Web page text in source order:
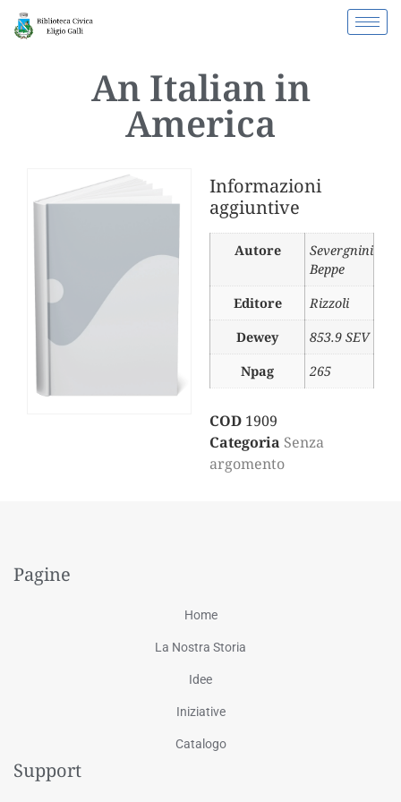
An Italian in
America
Informazioni
aggiuntive
Autore
Severgnini
Beppe
Editore
Rizzoli
Dewey
853.9 SEV
Npag
265
COD 1909
Categoria Senza
argomento
Pagine
Home
La Nostra Storia
Idee
Iniziative
Catalogo
Support